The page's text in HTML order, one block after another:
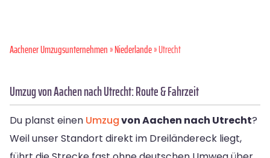
Aachener Umzugsunternehmen»Niederlande» Utrecht
Umzug von Aachen nach Utrecht: Route & Fahrzeit
Du planst einen Umzugvon Aachen nach Utrecht?
Weil unser Standort direkt im Dreiländereck liegt,